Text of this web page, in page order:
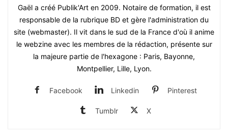
Gaël a créé Publik'Art en 2009. Notaire de formation, il est
responsable de la rubrique BD et gère l'administration du
site (webmaster). Il vit dans le sud de la France d'où il anime
le webzine avec les membres de la rédaction, présente sur
la majeure partie de l'hexagone : Paris, Bayonne,
Montpellier, Lille, Lyon.
Facebook Linkedin Pinterest
Tumblr X